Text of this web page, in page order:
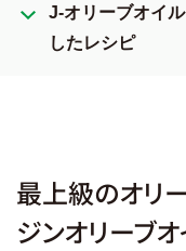
J-オリーブオイ
したレシピ
最上級のオリ
ジンオリーブオ